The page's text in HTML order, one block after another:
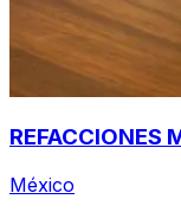
REFACCIONES
México